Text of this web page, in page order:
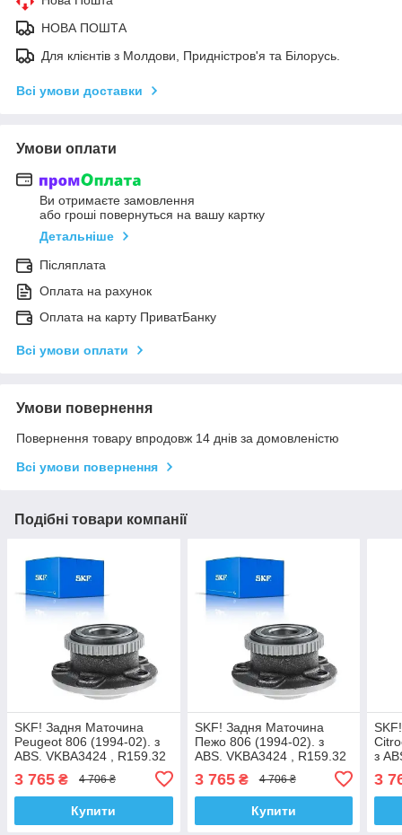
НОВА ПОШТА
Для клієнтів з Молдови, Придністров'я та Білорусь.
Всі умови доставки
Умови оплати
Ви отримаєте замовлення
або гроші повернуться на вашу картку
Детальніше
Післяплата
Оплата на рахунок
Оплата на карту ПриватБанку
Всі умови оплати
Умови повернення
Повернення товару впродовж 14 днів за домовленістю
Всі умови повернення
Подібні товари компанії
SKF! Задня Маточина
Peugeot 806 (1994-02). з
ABS. VKBA3424 , R159.32
, 713630570. Німеччина!
3 765 ₴ 4 706 ₴
Купити
SKF! Задня Маточина
Пежо 806 (1994-02). з
ABS. VKBA3424 , R159.32
, 713630570. Німеччина!
3 765₴ 4 706 ₴
Купити
з
3